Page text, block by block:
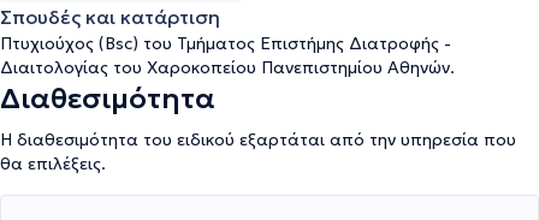
ενημέρωση, λαμβάνει μέρος σε πανευρωπαϊκά αλλά και
πανελλήνια συνέδρια και ημερίδες, που αφορούν το αντικείμενό
της.
Σπουδές και κατάρτιση
Πτυχιούχος (Bsc) του Τμήματος Επιστήμης Διατροφής -
Διαιτολογίας του Χαροκοπείου Πανεπιστημίου Αθηνών.
Διαθεσιμότητα
Η διαθεσιμότητα του ειδικού εξαρτάται από την υπηρεσία που
θα επιλέξεις.